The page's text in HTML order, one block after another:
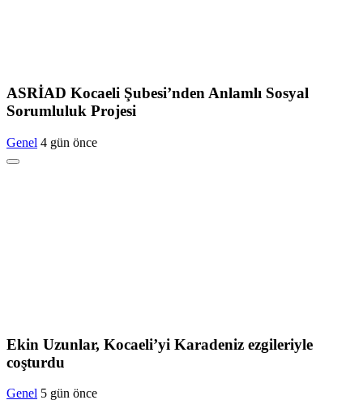
ASRİAD Kocaeli Şubesi’nden Anlamlı Sosyal
Sorumluluk Projesi
Genel 4 gün önce
Ekin Uzunlar, Kocaeli’yi Karadeniz ezgileriyle
coşturdu
Genel 5 gün önce